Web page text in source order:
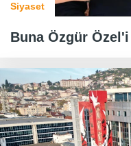
Siyaset
Buna Özgür